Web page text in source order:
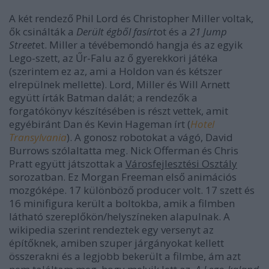
A két rendező Phil Lord és Christopher Miller voltak,
ők csinálták a Derült égből fasírtot és a 21 Jump
Streetet. Miller a tévébemondó hangja és az egyik
Lego-szett, az Űr-Falu az ő gyerekkori játéka
(szerintem ez az, ami a Holdon van és kétszer
elrepülnek mellette). Lord, Miller és Will Arnett
együtt írták Batman dalát; a rendezők a
forgatókönyv készítésében is részt vettek, amit
egyébiránt Dan és Kevin Hageman írt (Hotel
Transylvania). A gonosz robotokat a vágó, David
Burrows szólaltatta meg. Nick Offerman és Chris
Pratt együtt játszottak a Városfejlesztési Osztály
sorozatban. Ez Morgan Freeman első animációs
mozgóképe. 17 különböző producer volt. 17 szett és
16 minifigura került a boltokba, amik a filmben
látható szereplőkön/helyszíneken alapulnak. A
wikipedia szerint rendeztek egy versenyt az
építőknek, amiben szuper járgányokat kellett
összerakni és a legjobb bekerült a filmbe, ám azt